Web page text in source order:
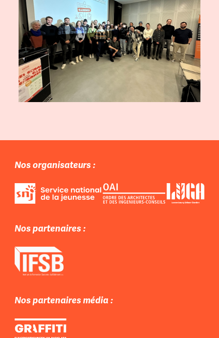
Nos organisateurs :
Nos partenaires :
Nos partenaires média :